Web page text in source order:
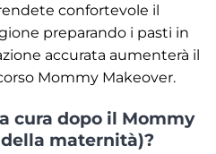
confortevole il
preparando i pasti in
accurata aumenterà il
Mommy Makeover.
cura dopo il Mommy
maternità)?